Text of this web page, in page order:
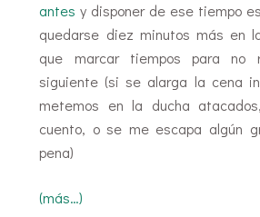
antes y disponer de ese tiempo
quedarse diez minutos más en
que marcar tiempos para no
siguiente (si se alarga la cena
metemos en la ducha
cuento, o se me escapa algún
pena)
(más…)